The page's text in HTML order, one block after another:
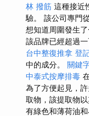
林 撥筋 這種接近
驗。 該公司專門
想知道周圍發生
該品牌已經超過
台中整復推拿 登
中的成分。 關鍵
中泰式按摩排毒
為了方便起見，
取物，該提取物
有綠色和薄荷油